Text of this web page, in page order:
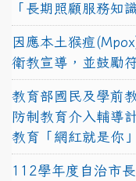
「長期照顧服務知
因應本土猴痘
衛教宣導，並鼓勵
教育部國民及學前
防制教育介入輔導
教育「網紅就是你
112學年度自治市